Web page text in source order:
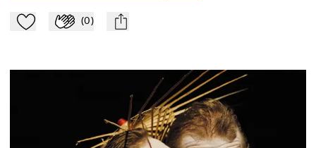
Zu Mein-TdZ hinzufügen
Applaudieren
(0) mail